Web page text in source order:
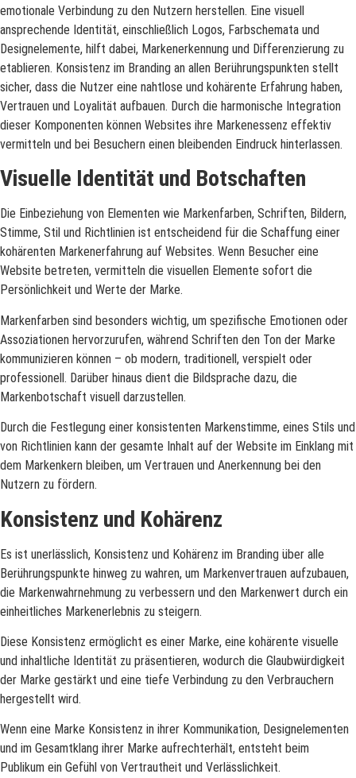
emotionale Verbindung zu den Nutzern herstellen. Eine visuell
ansprechende Identität, einschließlich Logos, Farbschemata und
Designelemente, hilft dabei, Markenerkennung und Differenzierung zu
etablieren. Konsistenz im Branding an allen Berührungspunkten stellt
sicher, dass die Nutzer eine nahtlose und kohärente Erfahrung haben,
Vertrauen und Loyalität aufbauen. Durch die harmonische Integration
dieser Komponenten können Websites ihre Markenessenz effektiv
vermitteln und bei Besuchern einen bleibenden Eindruck hinterlassen.
Visuelle Identität und Botschaften
Die Einbeziehung von Elementen wie Markenfarben, Schriften, Bildern,
Stimme, Stil und Richtlinien ist entscheidend für die Schaffung einer
kohärenten Markenerfahrung auf Websites. Wenn Besucher eine
Website betreten, vermitteln die visuellen Elemente sofort die
Persönlichkeit und Werte der Marke.
Markenfarben sind besonders wichtig, um spezifische Emotionen oder
Assoziationen hervorzurufen, während Schriften den Ton der Marke
kommunizieren können – ob modern, traditionell, verspielt oder
professionell. Darüber hinaus dient die Bildsprache dazu, die
Markenbotschaft visuell darzustellen.
Durch die Festlegung einer konsistenten Markenstimme, eines Stils und
von Richtlinien kann der gesamte Inhalt auf der Website im Einklang mit
dem Markenkern bleiben, um Vertrauen und Anerkennung bei den
Nutzern zu fördern.
Konsistenz und Kohärenz
Es ist unerlässlich, Konsistenz und Kohärenz im Branding über alle
Berührungspunkte hinweg zu wahren, um Markenvertrauen aufzubauen,
die Markenwahrnehmung zu verbessern und den Markenwert durch ein
einheitliches Markenerlebnis zu steigern.
Diese Konsistenz ermöglicht es einer Marke, eine kohärente visuelle
und inhaltliche Identität zu präsentieren, wodurch die Glaubwürdigkeit
der Marke gestärkt und eine tiefe Verbindung zu den Verbrauchern
hergestellt wird.
Wenn eine Marke Konsistenz in ihrer Kommunikation, Designelementen
und im Gesamtklang ihrer Marke aufrechterhält, entsteht beim
Publikum ein Gefühl von Vertrautheit und Verlässlichkeit.